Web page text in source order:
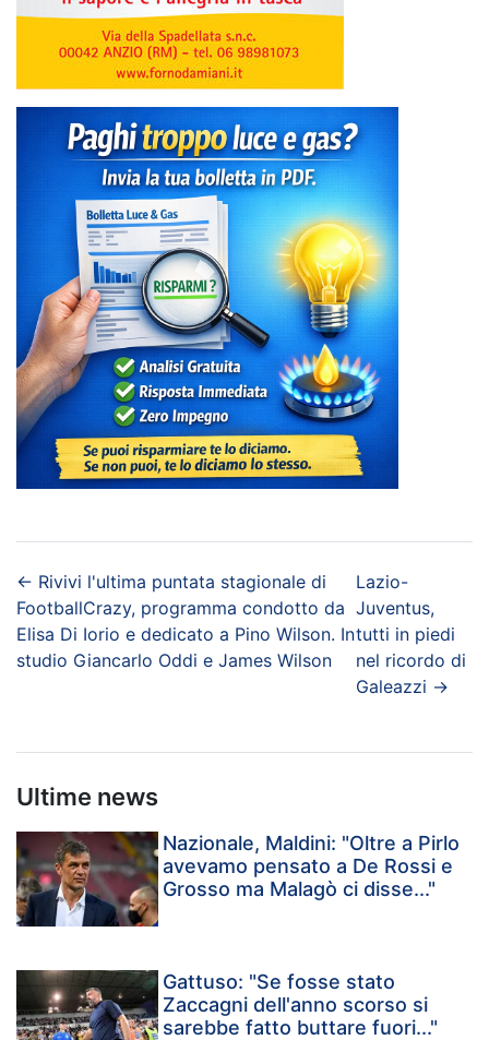
← Rivivi l'ultima puntata stagionale di
FootballCrazy, programma condotto da
Elisa Di Iorio e dedicato a Pino Wilson. In
studio Giancarlo Oddi e James Wilson
Lazio-
Juventus,
tutti in piedi
nel ricordo di
Galeazzi →
Ultime news
Nazionale, Maldini: "Oltre a Pirlo
avevamo pensato a De Rossi e
Grosso ma Malagò ci disse..."
Gattuso: "Se fosse stato
Zaccagni dell'anno scorso si
sarebbe fatto buttare fuori..."